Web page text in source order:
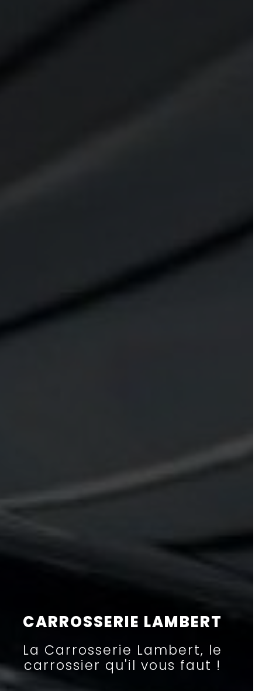
CARROSSERIE LAMBERT
La Carrosserie Lambert, le
carrossier qu'il vous faut !